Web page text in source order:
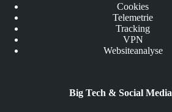
Cookies
Telemetrie
Tracking
VPN
Websiteanalyse
Big Tech & Social Media